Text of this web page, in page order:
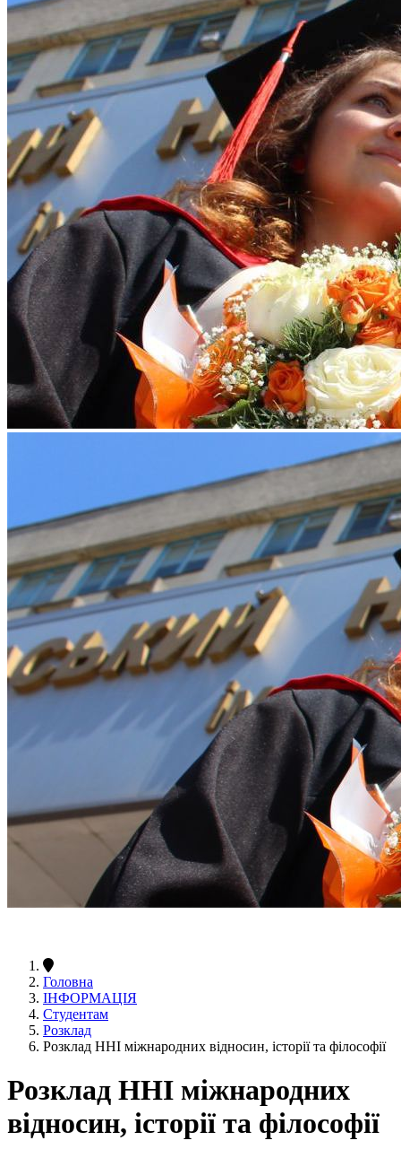
Головна
ІНФОРМАЦІЯ
Студентам
Розклад
Розклад ННІ міжнародних відносин, історії та філософії
Розклад ННІ міжнародних
відносин, історії та філософії